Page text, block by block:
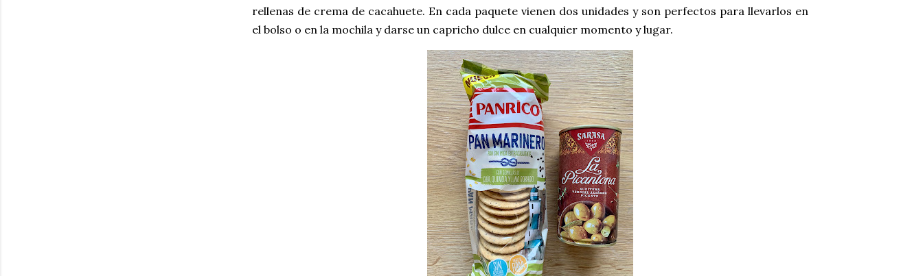
rellenas de crema de cacahuete. En cada paquete vienen dos unidades y son perfectos para llevarlos en
el bolso o en la mochila y darse un capricho dulce en cualquier momento y lugar.